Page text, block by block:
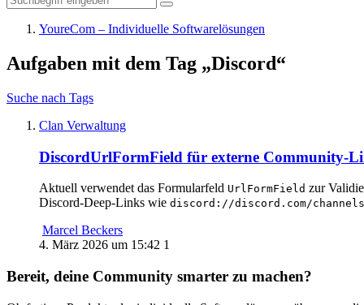
YoureCom – Individuelle Softwarelösungen
Aufgaben mit dem Tag „Discord“
Suche nach Tags
Clan Verwaltung
DiscordUrlFormField für externe Community-
Aktuell verwendet das Formularfeld UrlFormField zur
Discord-Deep-Links wie discord://discord.com/
Marcel Beckers
4. März 2026 um 15:42 1
Bereit, deine Community smarter zu machen?